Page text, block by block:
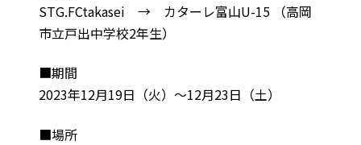
STG.FCtakasei → カターレ富山U-15 （高岡
市立戸出中学校2年生）
■期間
2023年12月19日（火）～12月23日（土）
■場所